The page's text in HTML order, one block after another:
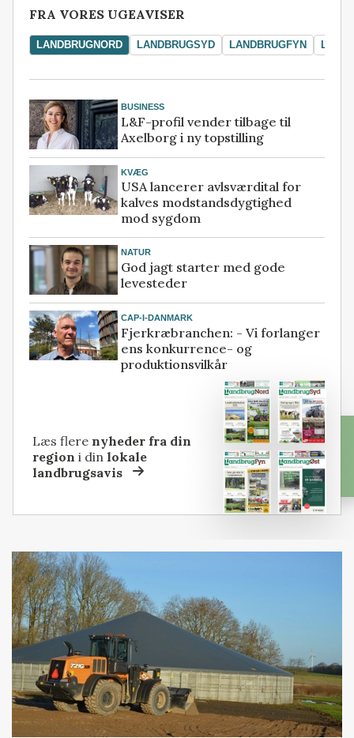
FRA VORES UGEAVISER
LANDBRUGNORD LANDBRUGSYD LANDBRUGFYN
BUSINESS
L&F-profil vender tilbage til
Axelborg i ny topstilling
KVÆG
USA lancerer avlsværdital for
kalves modstandsdygtighed
mod sygdom
NATUR
God jagt starter med gode
levesteder
CAP-I-DANMARK
Fjerkræbranchen: - Vi forlanger
ens konkurrence- og
produktionsvilkår
Læs flere nyheder fra din
region i dinlokale
landbrugsavis